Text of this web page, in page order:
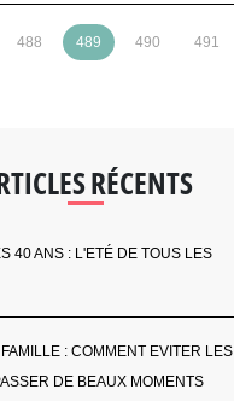
488 489 490 491
RÉCENTS
40 ANS : L'ETÉ DE TOUS LES
: COMMENT EVITER LES
DE BEAUX MOMENTS